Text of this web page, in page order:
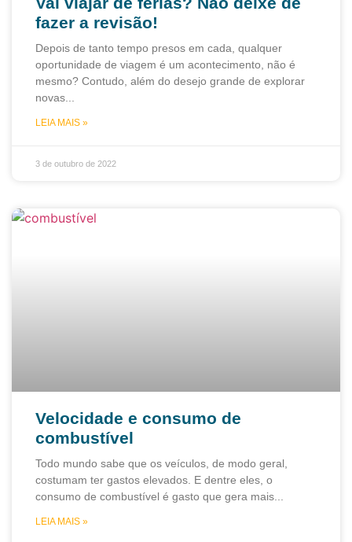
fazer a revisão!
Depois de tanto tempo presos em cada, qualquer
oportunidade de viagem é um acontecimento, não é
mesmo? Contudo, além do desejo grande de explorar
novas
LEIA MAIS »
3 de outubro de 2022
Velocidade e consumo de
combustível
Todo mundo sabe que os veículos, de modo geral,
costumam ter gastos elevados. E dentre eles, o
consumo de combustível é gasto que gera mais
LEIA MAIS »